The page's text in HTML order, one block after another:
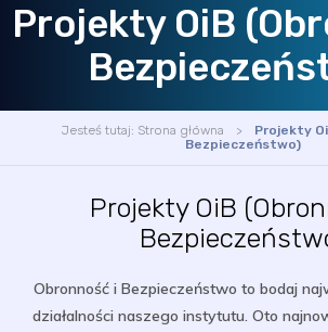
OGŁOSZENIA
SCIENCE4BUSINESS
DEKLARACJA DOSTĘPNOŚCI
Projekty OiB
Jesteś tutaj: Strona główna
Projekty
Bezpieczeństwo)
Projekty OiB
Obronność i Bezpieczeństwo to bodaj
działalności naszego instytutu. Oto